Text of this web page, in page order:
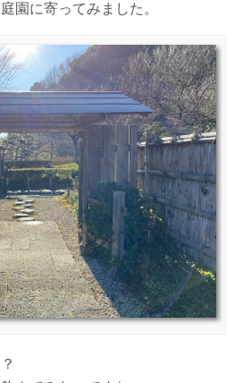
園に寄ってみました。